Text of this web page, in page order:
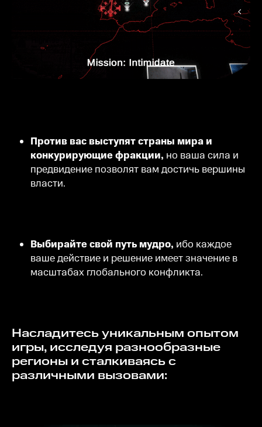
Против вас выступят страны мира и
конкурирующие фракции, но ваша сила и
предвидение позволят вам достичь вершины
власти.
Выбирайте свой путь мудро, ибо каждое
ваше действие и решение имеет значение в
масштабах глобального конфликта.
Насладитесь уникальным опытом
игры, исследуя разнообразные
регионы и сталкиваясь с
различными вызовами: